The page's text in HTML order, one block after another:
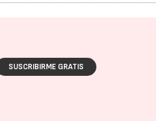
SUSCRIBIRME GRATIS